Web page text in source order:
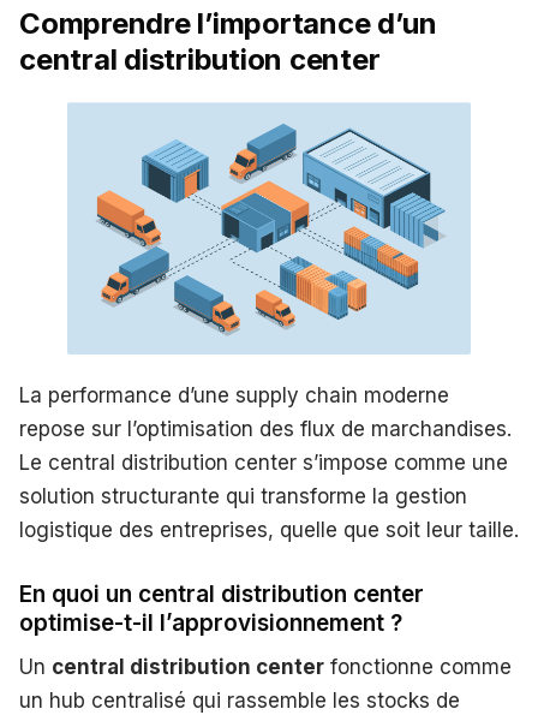
Comprendre l’importance d’un
central distribution center
La performance d’une supply chain moderne
repose sur l’optimisation des flux de marchandises.
Le central distribution center s’impose comme une
solution structurante qui transforme la gestion
logistique des entreprises, quelle que soit leur taille.
En quoi un central distribution center
optimise-t-il l’approvisionnement ?
Un central distribution center fonctionne comme
un hub centralisé qui rassemble les stocks de